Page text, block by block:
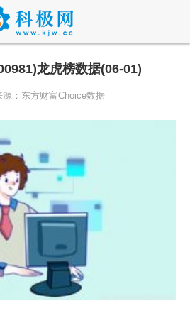
龙虎榜数据(06-01)
：东方财富Choice数据